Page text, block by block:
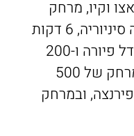
וקיו, מרחק
פחות מק"מ אחד מפיאצה דלה סיניוריה, 6 דקות
הליכה מקתדרלת סנטה מריה דל פיורה ו-200
מטרים מגלריית האקדמיה. במרחק של 500
ובמרחק